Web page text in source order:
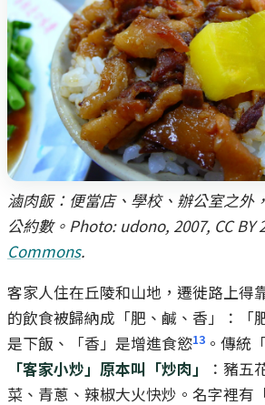
滷肉飯：便當店、學校、辦公室之外
公約數。Photo: udono, 2007, CC BY
Commons.
客家人住在丘陵和山地，遷徙路上得
的飲食被歸納成「肥、鹹、香」：「
是下飯、「香」是增進食慾13 。傳統
「客家小炒」原本叫「炒肉」
：豬五
菜、青蔥、辣椒大火快炒。名字裡有